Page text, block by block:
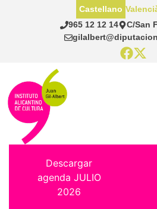
965 12 12 14
C/San
Castellano
Descargar
agenda JULIO
2026